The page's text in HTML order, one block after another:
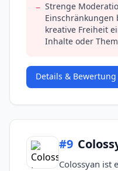
− Strenge
Einschränkungen
kreative Freiheit
Inhalte oder
Details & Bewertung
#9
Colossyan ist